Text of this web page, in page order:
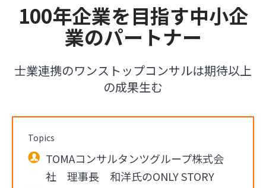
100年企業を目指す中小企
業のパートナー
士業連携のワンストップコンサルは期待以上
の成果生む
Topics
TOMAコンサルタンツグループ株式会
社 理事長 和洋氏のONLY STORY